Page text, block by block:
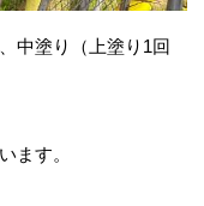
中塗り（上塗り1回
ます。